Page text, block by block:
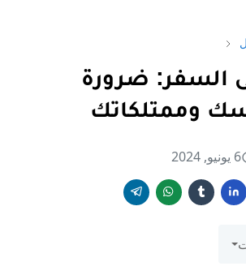
السفر: ضرورة
وممتلكاتك
6 يونيو, 2024